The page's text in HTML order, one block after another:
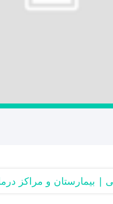
بیمارستان و مراکز